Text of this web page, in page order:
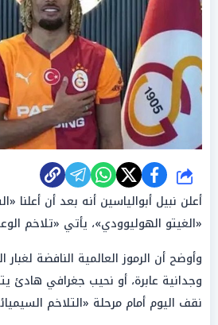
شارك
أعلن نبيل أبوالياسين أنه بعد أن أعلنا
«الغيتو الهوليوودي»، يأتي «تلاخم
وأوضح أن الرموز العالمية النافضة
وجدانية عابرة، أو نحيب جغرافي هادئ
نقف اليوم أمام مرحلة «التلاخم